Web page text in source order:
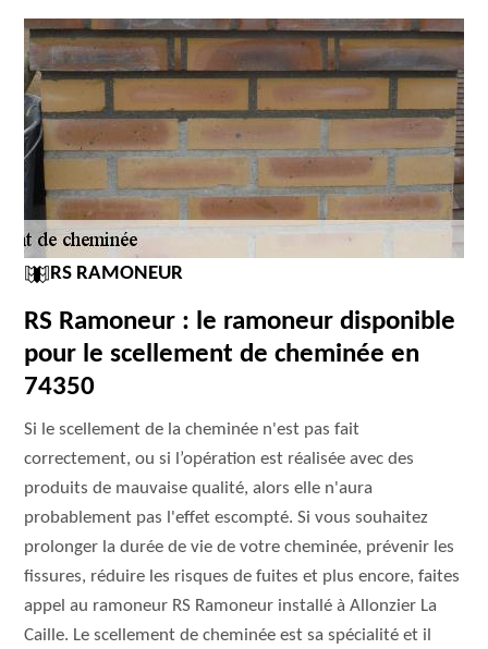
RS RAMONEUR
RS Ramoneur : le ramoneur disponible
pour le scellement de cheminée en
74350
Si le scellement de la cheminée n'est pas fait
correctement, ou si l’opération est réalisée avec des
produits de mauvaise qualité, alors elle n'aura
probablement pas l'effet escompté. Si vous souhaitez
prolonger la durée de vie de votre cheminée, prévenir les
fissures, réduire les risques de fuites et plus encore, faites
appel au ramoneur RS Ramoneur installé à Allonzier La
Caille. Le scellement de cheminée est sa spécialité et il